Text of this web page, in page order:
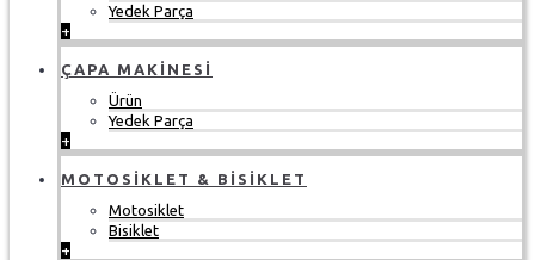
Yedek Parça
+
ÇAPA MAKINESI
Ürün
Yedek Parça
+
MOTOSIKLET & BISIKLET
Motosiklet
Bisiklet
+